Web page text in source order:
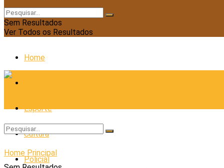
Sem Resultados
Ver Todos os Resultados
Home
Esporte
Cultura
Policial
Home Principal